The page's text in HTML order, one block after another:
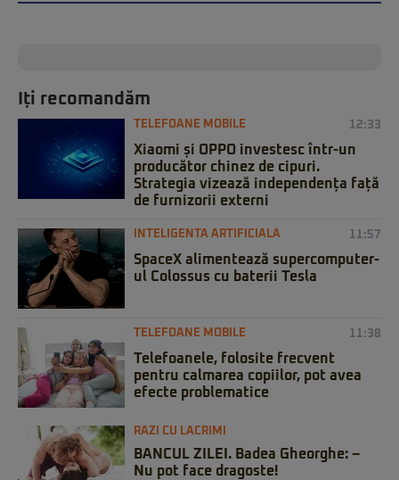
Iți recomandăm
TELEFOANE MOBILE 12:33
Xiaomi și OPPO investesc într-un
producător chinez de cipuri.
Strategia vizează independența față
de furnizorii externi
INTELIGENTA ARTIFICIALA 11:57
SpaceX alimentează supercomputer-
ul Colossus cu baterii Tesla
TELEFOANE MOBILE 11:38
Telefoanele, folosite frecvent
pentru calmarea copiilor, pot avea
efecte problematice
RAZI CU LACRIMI
BANCUL ZILEI. Badea Gheorghe: –
Nu pot face dragoste!